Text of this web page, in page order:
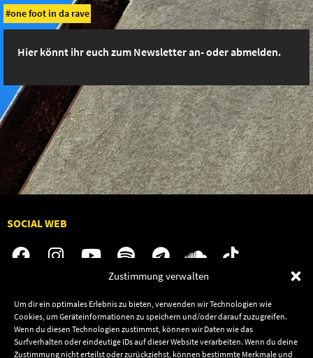
Zustimmung verwalten
Um dir ein optimales Erlebnis zu bieten, verwenden wir Technologien wie
Cookies, um Geräteinformationen zu speichern und/oder darauf zuzugreifen.
Wenn du diesen Technologien zustimmst, können wir Daten wie das
Surfverhalten oder eindeutige IDs auf dieser Website verarbeiten. Wenn du deine
Zustimmung nicht erteilst oder zurückziehst, können bestimmte Merkmale und
one foot in da rave
Hier könnt ihr euch zum Newsletter an- oder abmelden.
SOCIAL WEB
Audiolith
News
Artists
Jobs
Kontakt
Termine